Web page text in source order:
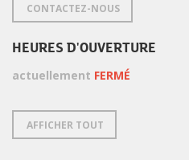
CONTACTEZ-NOUS
HEURES D'OUVERTURE
actuellement FERMÉ
AFFICHER TOUT